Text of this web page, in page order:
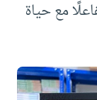
مع حياة